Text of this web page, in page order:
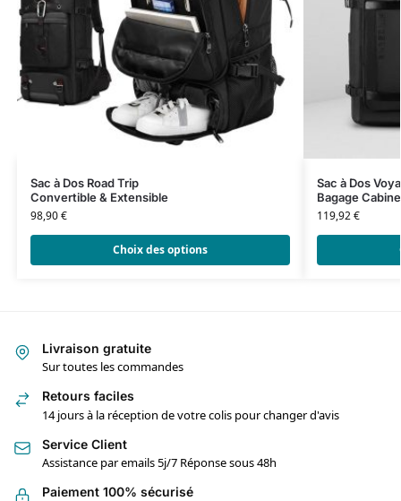
Sac à Dos Road Trip
Convertible & Extensible
98,90€
Choix des options
Sac à Dos
Bagage Cabine
119,92€
Livraison gratuite
Sur toutes les commandes
Retours faciles
14 jours à la réception de votre colis pour changer d'avis
Service Client
Assistance par emails 5j/7 Réponse sous 48h
Paiement 100% sécurisé